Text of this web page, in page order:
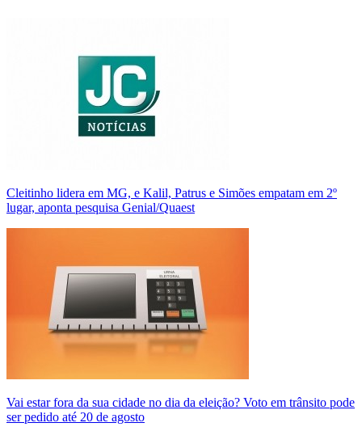
Cleitinho lidera em MG, e Kalil, Patrus e Simões empatam em 2º
lugar, aponta pesquisa Genial/Quaest
Vai estar fora da sua cidade no dia da eleição? Voto em trânsito pode
ser pedido até 20 de agosto